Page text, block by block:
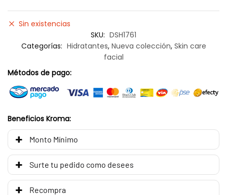
Sin existencias
SKU: DSH1761
Categorías: Hidratantes, Nueva colección, Skin care
facial
Métodos de pago:
Beneficios Kroma:
Monto Mínimo
Surte tu pedido como desees
Recompra